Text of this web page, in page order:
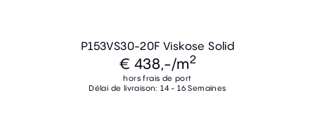
P153VS30-20F Viskose Solid
€ 438,-/m2
hors frais de port
Délai de livraison: 14 - 16 Semaines